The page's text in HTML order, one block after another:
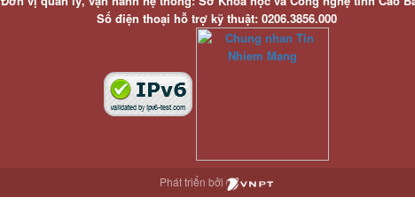
Số điện thoại hỗ trợ kỹ thuật: 0206.3856.000
Phát triển bởi